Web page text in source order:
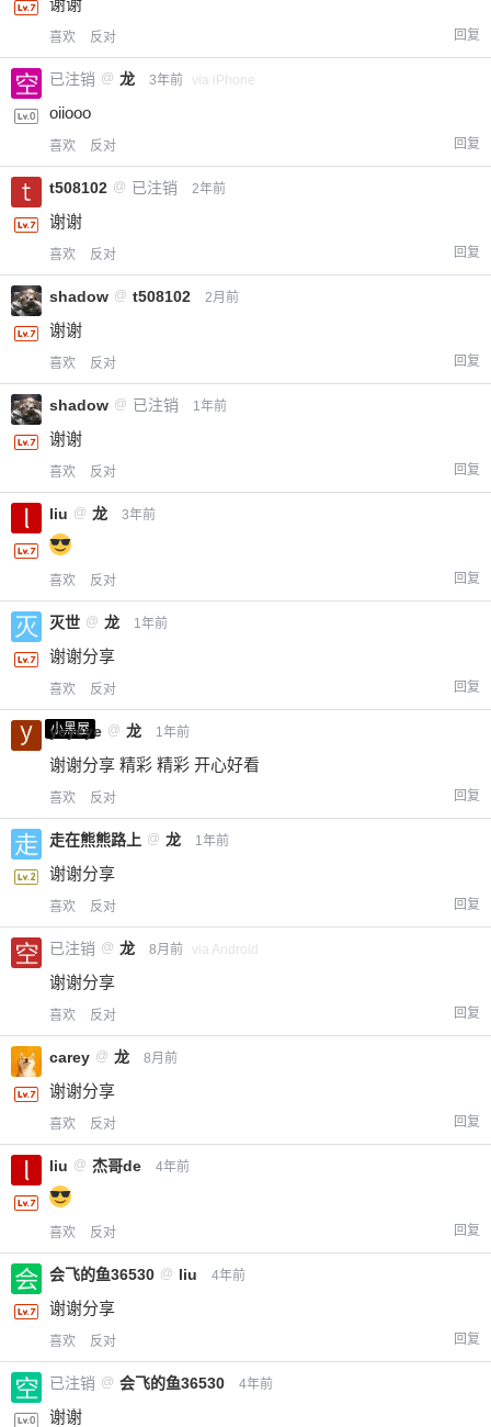
谢谢
喜欢 反对 回复
已注销 @ 龙 3年前 via iPhone
oiiooo
喜欢 反对 回复
t508102 @ 已注销 2年前
谢谢
喜欢 反对 回复
shadow @ t508102 2月前
谢谢
喜欢 反对 回复
shadow @ 已注销 1年前
谢谢
喜欢 反对 回复
liu @ 龙 3年前
喜欢 反对 回复
灭世 @ 龙 1年前
谢谢分享
喜欢 反对 回复
小黑屋
yeyeye @ 龙 1年前
谢谢分享 精彩 精彩 开心好看
喜欢 反对 回复
走在熊熊路上 @ 龙 1年前
谢谢分享
喜欢 反对 回复
已注销 @ 龙 8月前 via Android
谢谢分享
喜欢 反对 回复
carey @ 龙 8月前
谢谢分享
喜欢 反对 回复
liu @ 杰哥de 4年前
喜欢 反对 回复
会飞的鱼36530 @ liu 4年前
谢谢分享
喜欢 反对 回复
已注销 @ 会飞的鱼36530 4年前
谢谢